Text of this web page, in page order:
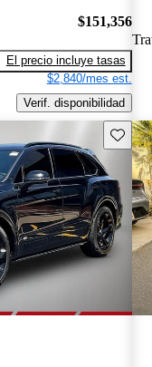
$151,356
El precio incluye tasas
$2,840/mes est.
Verif. disponibilidad